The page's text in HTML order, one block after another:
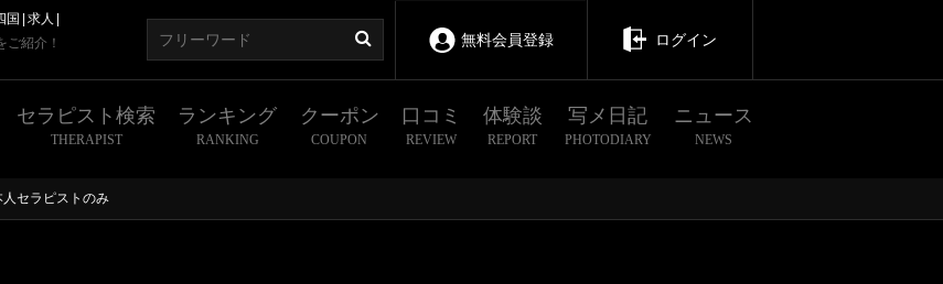
国
求人
ご紹介！
無料会員登録 ログイン
セラピスト検索
THERAPIST
ランキング
RANKING
クーポン
COUPON
口コミ
REVIEW
体験談
REPORT
写メ日記
PHOTODIARY
ニュース
NEWS
人セラピストのみ